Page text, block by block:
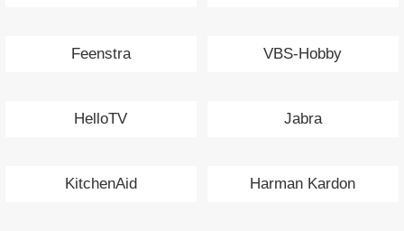
Feenstra VBS-Hobby
HelloTV Jabra
KitchenAid Harman Kardon